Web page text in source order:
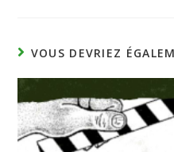
VOUS DEVRIEZ